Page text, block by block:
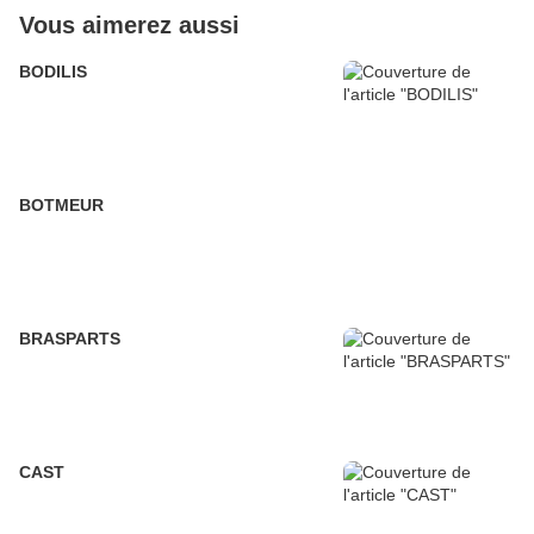
Vous aimerez aussi
BODILIS
BOTMEUR
BRASPARTS
CAST